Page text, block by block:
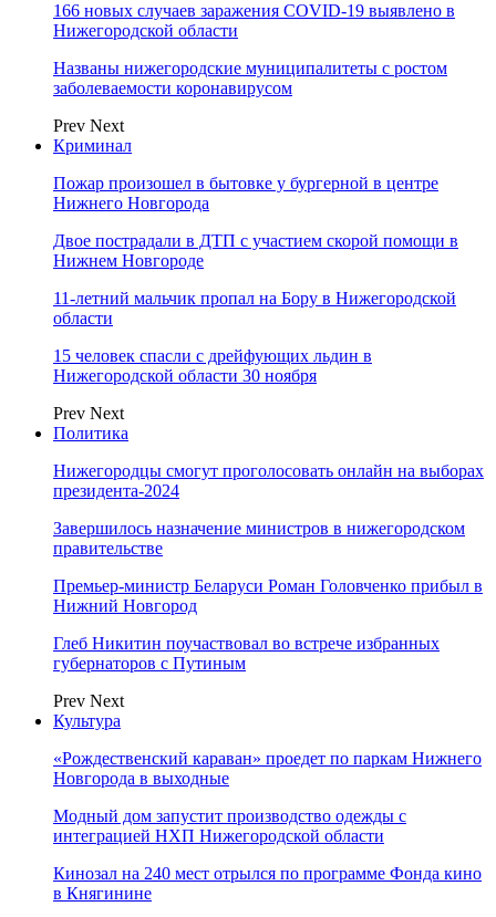
166 новых случаев заражения COVID-19 выявлено в
Нижегородской области
Названы нижегородские муниципалитеты с ростом
заболеваемости коронавирусом
Prev Next
Криминал
Пожар произошел в бытовке у бургерной в центре
Нижнего Новгорода
Двое пострадали в ДТП с участием скорой помощи в
Нижнем Новгороде
11-летний мальчик пропал на Бору в Нижегородской
области
15 человек спасли с дрейфующих льдин в
Нижегородской области 30 ноября
Prev Next
Политика
Нижегородцы смогут проголосовать онлайн на выборах
президента-2024
Завершилось назначение министров в нижегородском
правительстве
Премьер-министр Беларуси Роман Головченко прибыл в
Нижний Новгород
Глеб Никитин поучаствовал во встрече избранных
губернаторов с Путиным
Prev Next
Культура
«Рождественский караван» проедет по паркам Нижнего
Новгорода в выходные
Модный дом запустит производство одежды с
интеграцией НХП Нижегородской области
Кинозал на 240 мест отрылся по программе Фонда кино
в Княгинине